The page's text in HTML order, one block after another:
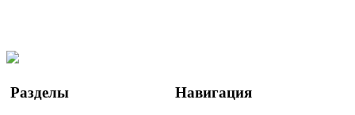
Разделы Навигация